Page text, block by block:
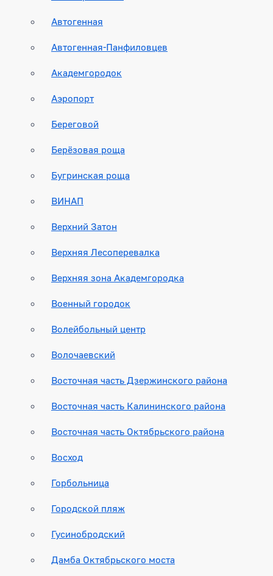
Автогенная
Автогенная-Панфиловцев
Академгородок
Аэропорт
Береговой
Берёзовая роща
Бугринская роща
ВИНАП
Верхний Затон
Верхняя Лесоперевалка
Верхняя зона Академгородка
Военный городок
Волейбольный центр
Волочаевский
Восточная часть Дзержинского района
Восточная часть Калининского района
Восточная часть Октябрьского района
Восход
Горбольница
Городской пляж
Гусинобродский
Дамба Октябрьского моста